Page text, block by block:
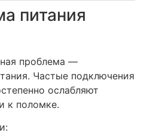
питания
проблема —
Частые подключения
ослабляют
к поломке.